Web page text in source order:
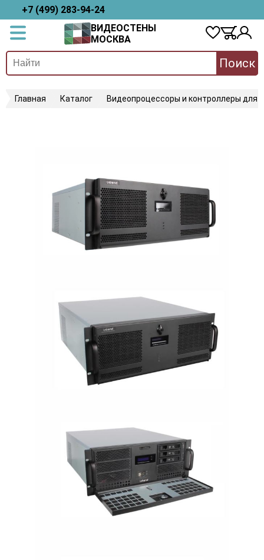
+7 (499) 283-94-24
ВИДЕОСТЕНЫ
МОСКВА
Поиск
Главная Каталог Видеопроцессоры и контроллеры для